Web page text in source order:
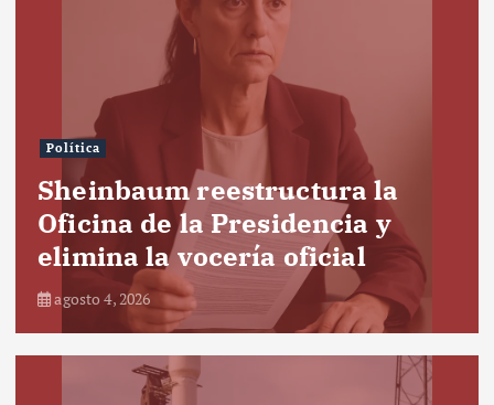
Política
Sheinbaum reestructura la
Oficina de la Presidencia y
elimina la vocería oficial
agosto 4, 2026